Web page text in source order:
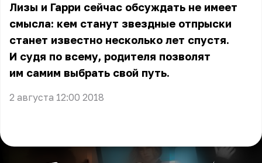
Лизы и Гарри сейчас обсуждать не имеет
смысла: кем станут звездные отпрыски
станет известно несколько лет спустя.
И судя по всему, родителя позволят
им самим выбрать свой путь.
2 августа 12:00 2018